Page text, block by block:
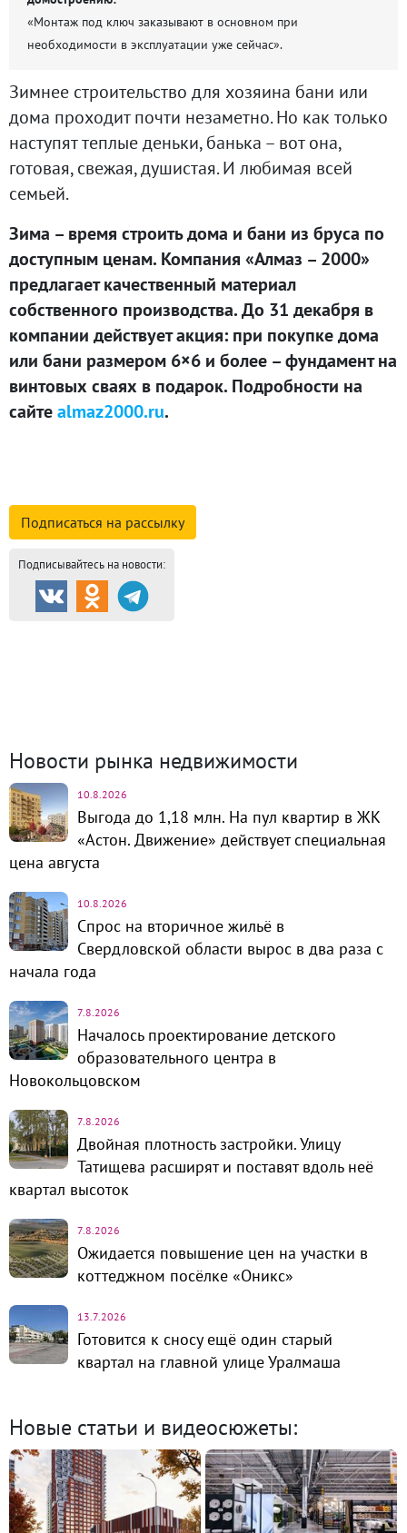
«Монтаж под ключ заказывают в основном при
необходимости в эксплуатации уже сейчас».
Зимнее строительство для хозяина бани или
дома проходит почти незаметно. Но как только
наступят теплые деньки, банька – вот она,
готовая, свежая, душистая. И любимая всей
семьей.
Зима – время строить дома и бани из бруса по
доступным ценам. Компания «Алмаз – 2000»
предлагает качественный материал
собственного производства. До 31 декабря в
компании действует акция: при покупке дома
или бани размером 6×6 и более – фундамент на
винтовых сваях в подарок. Подробности на
сайтеalmaz2000.ru.
Подписаться на рассылку
Подписывайтесь на новости:
Новости рынка недвижимости
10.8.2026
Выгода до 1,18 млн. На пул квартир в ЖК
«Астон. Движение» действует специальная
цена августа
10.8.2026
Спрос на вторичное жильё в
Свердловской области вырос в два раза с
начала года
7.8.2026
Началось проектирование детского
образовательного центра в
Новокольцовском
7.8.2026
Двойная плотность застройки. Улицу
Татищева расширят и поставят вдоль неё
квартал высоток
7.8.2026
Ожидается повышение цен на участки в
коттеджном посёлке «Оникс»
13.7.2026
Готовится к сносу ещё один старый
квартал на главной улице Уралмаша
Новые статьи и видеосюжеты: